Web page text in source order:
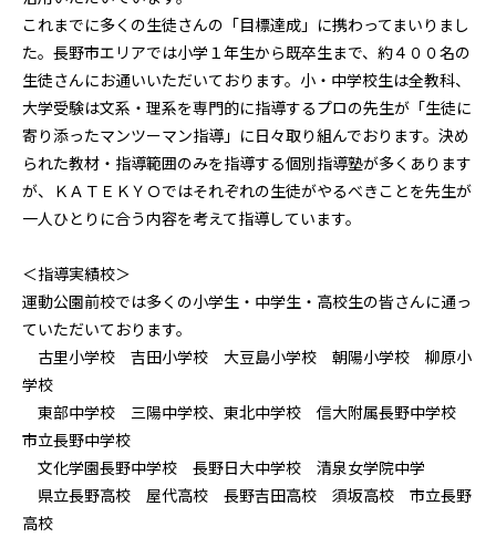
これまでに多くの生徒さんの「目標達成」に携わってまいりまし
た。長野市エリアでは小学１年生から既卒生まで、約４００名の
生徒さんにお通いいただいております。小・中学校生は全教科、
大学受験は文系・理系を専門的に指導するプロの先生が「生徒に
寄り添ったマンツーマン指導」に日々取り組んでおります。決め
られた教材・指導範囲のみを指導する個別指導塾が多くあります
が、ＫＡＴＥＫＹＯではそれぞれの生徒がやるべきことを先生が
一人ひとりに合う内容を考えて指導しています。
＜指導実績校＞
運動公園前校では多くの小学生・中学生・高校生の皆さんに通っ
ていただいております。
古里小学校 吉田小学校 大豆島小学校 朝陽小学校 柳原小
学校
東部中学校 三陽中学校、東北中学校 信大附属長野中学校
市立長野中学校
文化学園長野中学校 長野日大中学校 清泉女学院中学
県立長野高校 屋代高校 長野吉田高校 須坂高校 市立長野
高校